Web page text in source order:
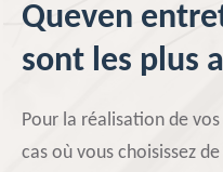
Queven
sont les plus
Pour la réalisation de
cas où vous choisissez